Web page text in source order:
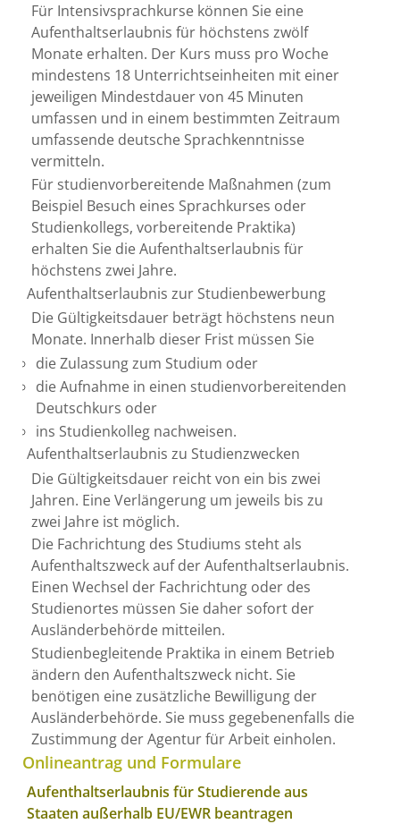
Für Intensivsprachkurse können Sie eine
Aufenthaltserlaubnis für höchstens zwölf
Monate erhalten. Der Kurs muss pro Woche
mindestens 18 Unterrichtseinheiten mit einer
jeweiligen Mindestdauer von 45 Minuten
umfassen und in einem bestimmten Zeitraum
umfassende deutsche Sprachkenntnisse
vermitteln.
Für studienvorbereitende Maßnahmen (zum
Beispiel Besuch eines Sprachkurses oder
Studienkollegs, vorbereitende Praktika)
erhalten Sie die Aufenthaltserlaubnis für
höchstens zwei Jahre.
Aufenthaltserlaubnis zur Studienbewerbung
Die Gültigkeitsdauer beträgt höchstens neun
Monate. Innerhalb dieser Frist müssen Sie
die Zulassungzum Studium oder
die Aufnahme in einen studienvorbereitenden
Deutschkurs oder
ins Studienkolleg nachweisen.
Aufenthaltserlaubnis zu Studienzwecken
Die Gültigkeitsdauer reicht von ein bis zwei
Jahren. Eine Verlängerung um jeweils bis zu
zwei Jahre ist möglich.
Die Fachrichtung des Studiums steht als
Aufenthaltszweck auf der Aufenthaltserlaubnis.
Einen Wechsel der Fachrichtung oder des
Studienortes müssen Sie daher sofort der
Ausländerbehörde mitteilen.
Studienbegleitende Praktika in einem Betrieb
ändern den Aufenthaltszweck nicht. Sie
benötigen eine zusätzliche Bewilligung der
Ausländerbehörde. Sie muss gegebenenfalls die
Zustimmung der Agentur für Arbeit einholen.
Onlineantrag und Formulare
Aufenthaltserlaubnis für Studierende aus
Staaten außerhalb EU/EWR beantragen